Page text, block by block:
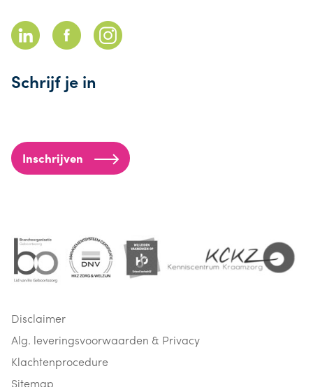
Schrijf je in
Inschrijven
Disclaimer
Alg. leveringsvoorwaarden & Privacy
Klachtenprocedure
Sitemap